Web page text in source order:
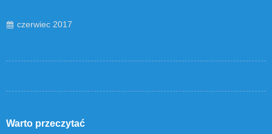
czerwiec 2017
Warto przeczytać